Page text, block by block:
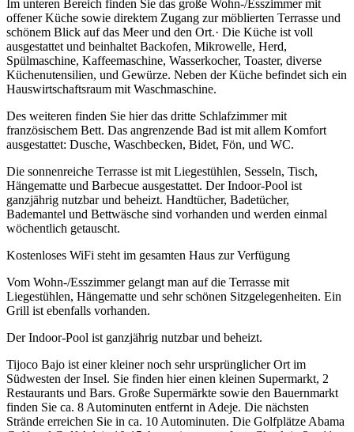
Im unteren Bereich finden Sie das große Wohn-/Esszimmer mit
offener Küche sowie direktem Zugang zur möblierten Terrasse und
schönem Blick auf das Meer und den Ort.· Die Küche ist voll
ausgestattet und beinhaltet Backofen, Mikrowelle, Herd,
Spülmaschine, Kaffeemaschine, Wasserkocher, Toaster, diverse
Küchenutensilien, und Gewürze. Neben der Küche befindet sich ein
Hauswirtschaftsraum mit Waschmaschine.
Des weiteren finden Sie hier das dritte Schlafzimmer mit
französischem Bett. Das angrenzende Bad ist mit allem Komfort
ausgestattet: Dusche, Waschbecken, Bidet, Fön, und WC.
Die sonnenreiche Terrasse ist mit Liegestühlen, Sesseln, Tisch,
Hängematte und Barbecue ausgestattet. Der Indoor-Pool ist
ganzjährig nutzbar und beheizt. Handtücher, Badetücher,
Bademantel und Bettwäsche sind vorhanden und werden einmal
wöchentlich getauscht.
Kostenloses WiFi steht im gesamten Haus zur Verfügung
Vom Wohn-/Esszimmer gelangt man auf die Terrasse mit
Liegestühlen, Hängematte und sehr schönen Sitzgelegenheiten. Ein
Grill ist ebenfalls vorhanden.
Der Indoor-Pool ist ganzjährig nutzbar und beheizt.
Tijoco Bajo ist einer kleiner noch sehr ursprünglicher Ort im
Südwesten der Insel. Sie finden hier einen kleinen Supermarkt, 2
Restaurants und Bars. Große Supermärkte sowie den Bauernmarkt
finden Sie ca. 8 Autominuten entfernt in Adeje. Die nächsten
Strände erreichen Sie in ca. 10 Autominuten. Die Golfplätze Abama